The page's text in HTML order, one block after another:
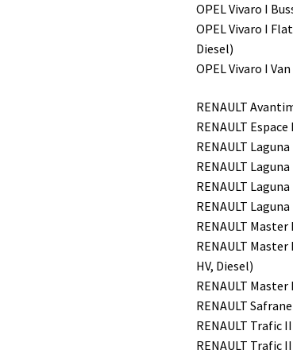
OPEL Vivaro I
OPEL Vivaro I
Diesel)
OPEL Vivaro I
RENAULT
RENAULT
RENAULT
RENAULT
RENAULT
RENAULT
RENAULT
RENAULT
HV, Diesel)
RENAULT
RENAULT
RENAULT Trafic
RENAULT Trafic